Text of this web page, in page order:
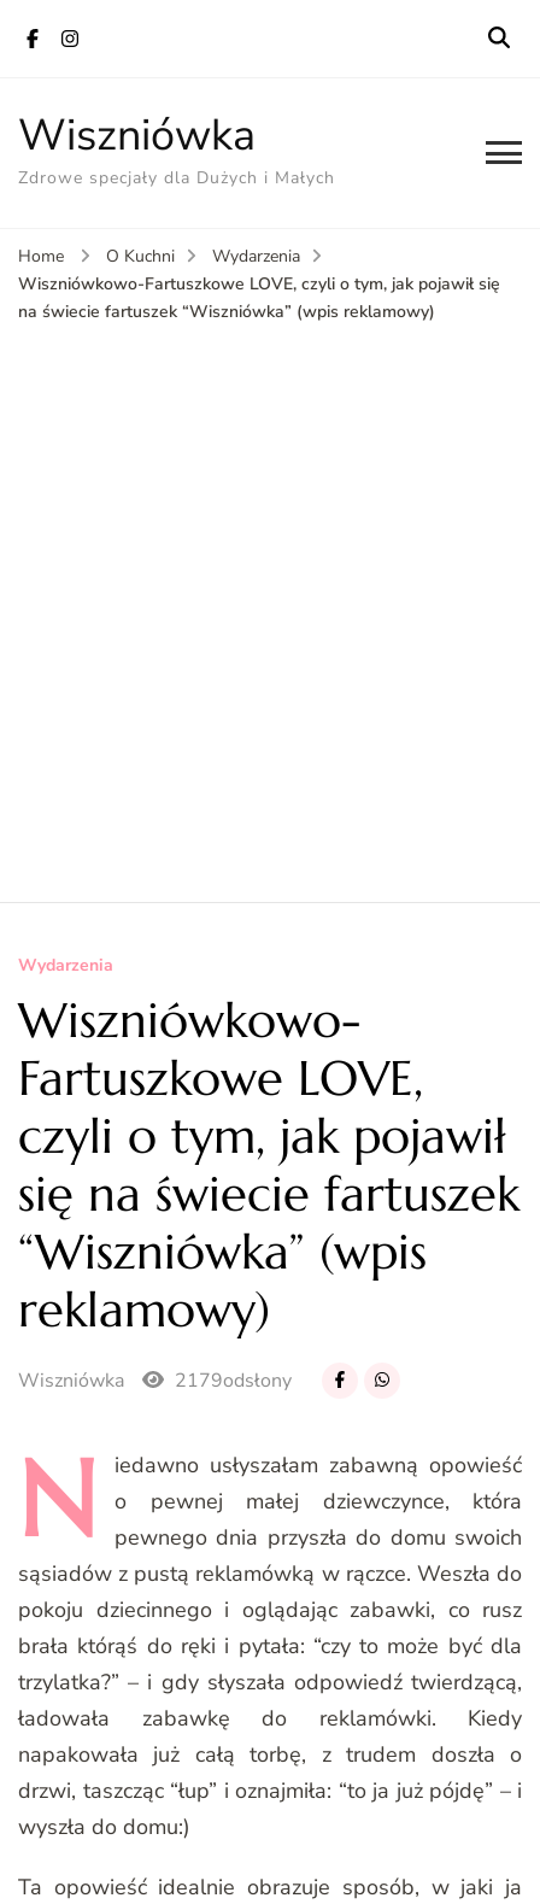
Wiszniówka
Zdrowe specjały dla Dużych i Małych
Home O Kuchni
Wydarzenia
Wiszniówkowo-Fartuszkowe LOVE, czyli o tym, jak pojawił się
na świecie fartuszek “Wiszniówka” (wpis reklamowy)
Wydarzenia
Wiszniówkowo-
Fartuszkowe LOVE,
czyli o tym, jak pojawił
się na świecie fartuszek
“Wiszniówka” (wpis
reklamowy)
Wiszniówka 2179odsłony
N iedawno usłyszałam zabawną opowieść
o pewnej małej dziewczynce, która
pewnego dnia przyszła do domu swoich
sąsiadów z pustą reklamówką w rączce. Weszła do
pokoju dziecinnego i oglądając zabawki, co rusz
brała którąś do ręki i pytała: “czy to może być dla
trzylatka?” – i gdy słyszała odpowiedź twierdzącą,
ładowała zabawkę do reklamówki. Kiedy
napakowała już całą torbę, z trudem doszła o
drzwi, taszcząc “łup” i oznajmiła: “to ja już pójdę” – i
wyszła do domu:)
Ta opowieść idealnie obrazuje sposób, w jaki ja